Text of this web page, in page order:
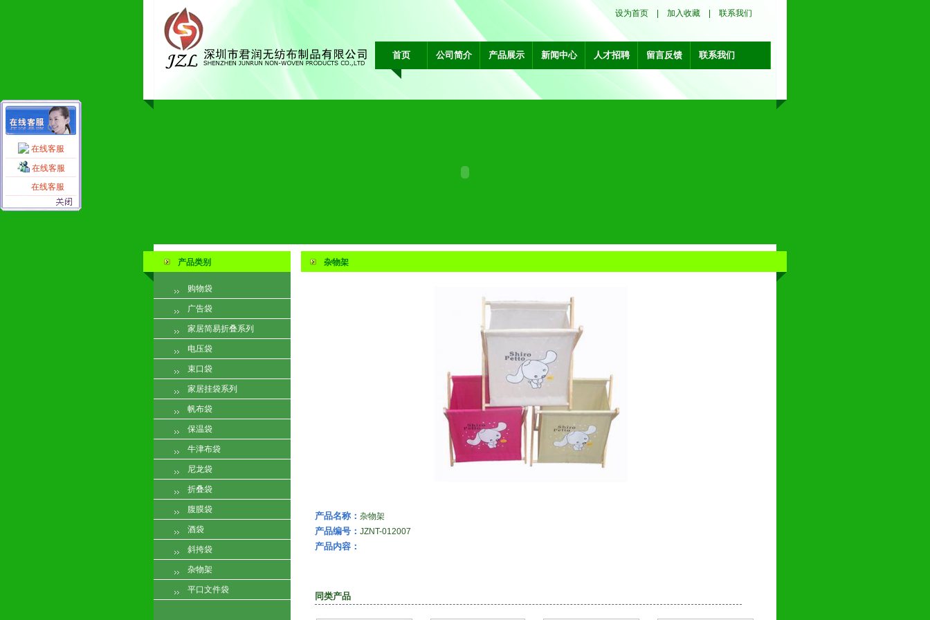
设为首页 加入收藏 联系我们
首页 公司简介 产品展示 新闻中心 人才招聘 留言反馈 联系我们
在线客服
在线客服
在线客服
产品类别 杂物架
购物袋
广告袋
家居简易折叠系列
电压袋
束口袋
家居挂袋系列
帆布袋
保温袋
牛津布袋
尼龙袋
折叠袋
腹膜袋
酒袋
斜挎袋
杂物架
平口文件袋
产品名称： 杂物架
产品编号： JZNT-012007
产品内容：
同类产品